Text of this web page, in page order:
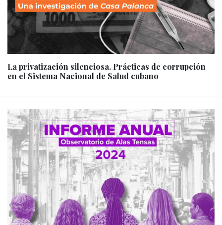
La privatización silenciosa. Prácticas de corrupción
en el Sistema Nacional de Salud cubano